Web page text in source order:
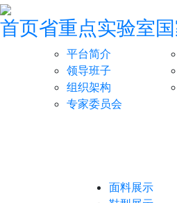
首页省重点实验室
平台简介
领导班子
组织架构
专家委员会
面料展示